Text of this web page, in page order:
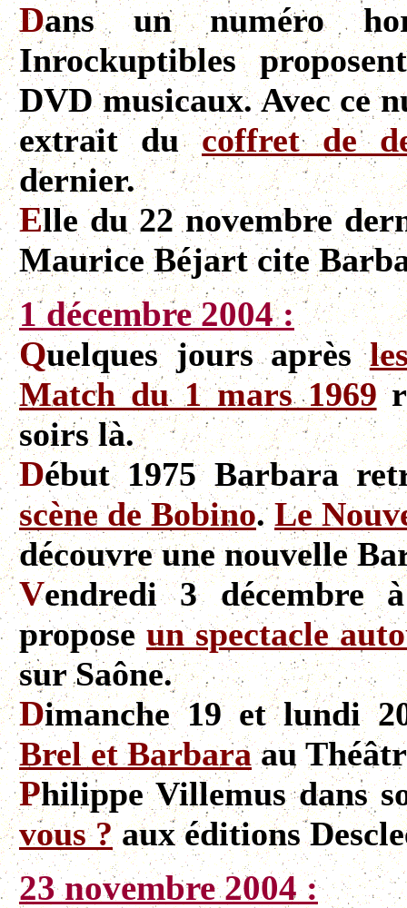
Dans un numéro
Inrockuptibles
DVD musicaux. Avec ce
extrait ducoffret de
dernier.
Elle du 22 novembre
Maurice Béjart cite
1 décembre 2004 :
Quelques jours après
Match du 1 mars 1969
soirs là.
Début 1975 Barbara
scène de Bobino.Le
découvre une nouvelle
Vendredi 3 décembre
proposeun spectacle
sur Saône.
Dimanche 19 et lundi
Brel et Barbaraau
Philippe Villemus dans
vous ?aux éditions
23 novembre 2004 :